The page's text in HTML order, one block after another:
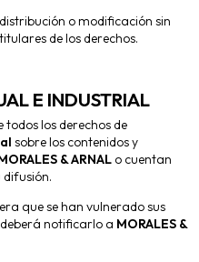
o modificación sin
de los derechos.
E INDUSTRIAL
los derechos de
sobre los contenidos y
& ARNALo cuentan
que se han vulnerado sus
notificarlo a MORALES &